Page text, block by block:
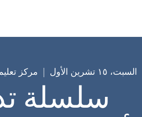
السبت، ١٥ تشرين الأول مركز
سلسلة